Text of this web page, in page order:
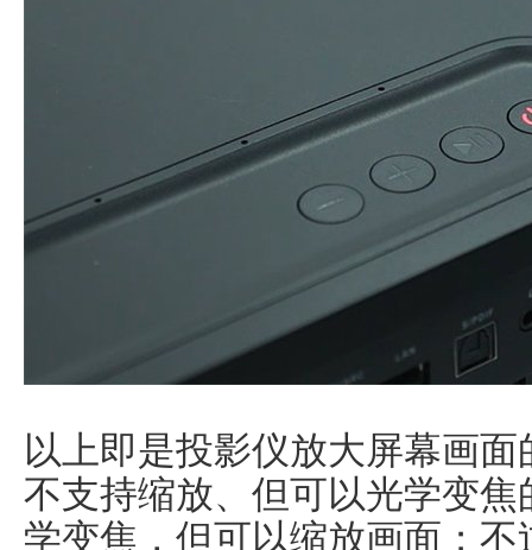
以上即是投影仪放大屏幕画
不支持缩放、但可以光学变
学变焦，但可以缩放画面；